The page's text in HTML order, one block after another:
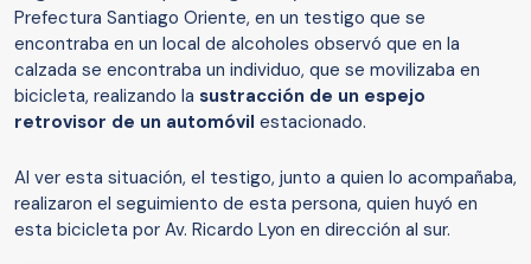
Prefectura Santiago Oriente, en un testigo que se
encontraba en un local de alcoholes observó que en la
calzada se encontraba un individuo, que se movilizaba en
bicicleta, realizando la sustracción de un espejo
retrovisor de un automóvil estacionado.
Al ver esta situación, el testigo, junto a quien lo acompañaba,
realizaron el seguimiento de esta persona, quien huyó en
esta bicicleta por Av. Ricardo Lyon en dirección al sur.